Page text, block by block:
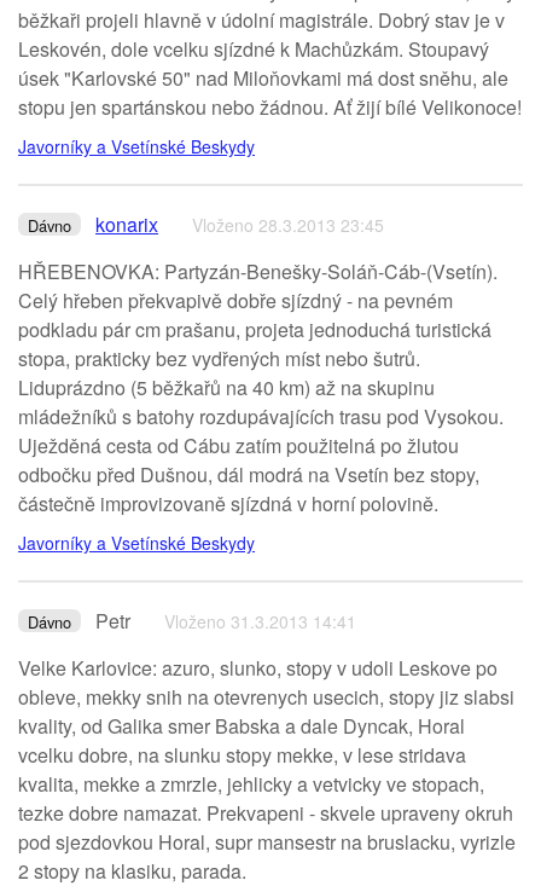
běžkaři projeli hlavně v údolní magistrále. Dobrý stav je v
Leskovén, dole vcelku sjízdné k Machůzkám. Stoupavý
úsek "Karlovské 50" nad Miloňovkami má dost sněhu, ale
stopu jen spartánskou nebo žádnou. Ať žijí bílé Velikonoce!
Javorníky a Vsetínské Beskydy
Dávno konarix Vloženo 28.3.2013 23:45
HŘEBENOVKA: Partyzán-Benešky-Soláň-Cáb-(Vsetín).
Celý hřeben překvapivě dobře sjízdný - na pevném
podkladu pár cm prašanu, projeta jednoduchá turistická
stopa, prakticky bez vydřených míst nebo šutrů.
Liduprázdno (5 běžkařů na 40 km) až na skupinu
mládežníků s batohy rozdupávajících trasu pod Vysokou.
Uježděná cesta od Cábu zatím použitelná po žlutou
odbočku před Dušnou, dál modrá na Vsetín bez stopy,
částečně improvizovaně sjízdná v horní polovině.
Javorníky a Vsetínské Beskydy
Dávno Petr Vloženo 31.3.2013 14:41
Velke Karlovice: azuro, slunko, stopy v udoli Leskove po
obleve, mekky snih na otevrenych usecich, stopy jiz slabsi
kvality, od Galika smer Babska a dale Dyncak, Horal
vcelku dobre, na slunku stopy mekke, v lese stridava
kvalita, mekke a zmrzle, jehlicky a vetvicky ve stopach,
tezke dobre namazat. Prekvapeni - skvele upraveny okruh
pod sjezdovkou Horal, supr mansestr na bruslacku, vyrizle
2 stopy na klasiku, parada.